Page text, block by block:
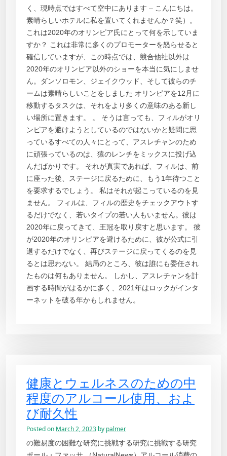
く、現時点ではすべて空中にあります – こんにちは。
素晴らしいホテルに私を置いてくれませんか？笑）。
これは2020年のオリンピア氏にとって何を示していま
すか？ これは非常に多くのプロモーターを怒らせると
確信していますが、この時点では、競合他社以外は
2020年のオリンピア以外のショーを本当に気にしませ
ん。ダンソロモン、ジェイクウッド、そして彼らのチ
ームは素晴らしいことをしました オリンピアを12月に
移動するタスクは、それをより多くの意味のある新し
い場所に置きます。 。 そうは言っても、フィルがオリ
ンピアを避けようとしているのではないかと疑問に思
っているすべての人々にとって、アスレチャンのため
に頑張っているのは、猿のレンチをミックスに投げ込
んだばかりです。 それが真実であれば、フィルは、前
に座った後、ステージに戻るために、もう1年待つこと
を要求するでしょう。 私はそれが起こっているのを見
ません。 フィルは、フィルの歴史をチェックアウトす
るだけでなく、若いタイプの若い人もいません。彼は
2020年に戻ってきて、王冠を取り戻すと思います。 彼
が2020年のオリンピアを避けるために、彼が公式に引
退するだけでなく、再びステージに戻ってくるのを見
るとは思わない。 結局のところ、彼は誰にも委任され
たものは何もありません。 しかし、アスレチャンを計
画する時間がはるかに多く、2021年はロックがインタ
ーネットを破る年かもしれません。
健康とウェルネスのための中
程度のアルコール使用、およ
び耐久性
Posted on March 2, 2023 by palmer
の難易度の困難な研究に挑戦する研究に挑戦する研究